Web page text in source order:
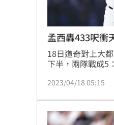
孟西轟433呎
18日道奇對上大
下半，兩隊戰成5
接近紅中位置的四
比分。但7局上半
回3分超前比數，
2023/04/18 05:15